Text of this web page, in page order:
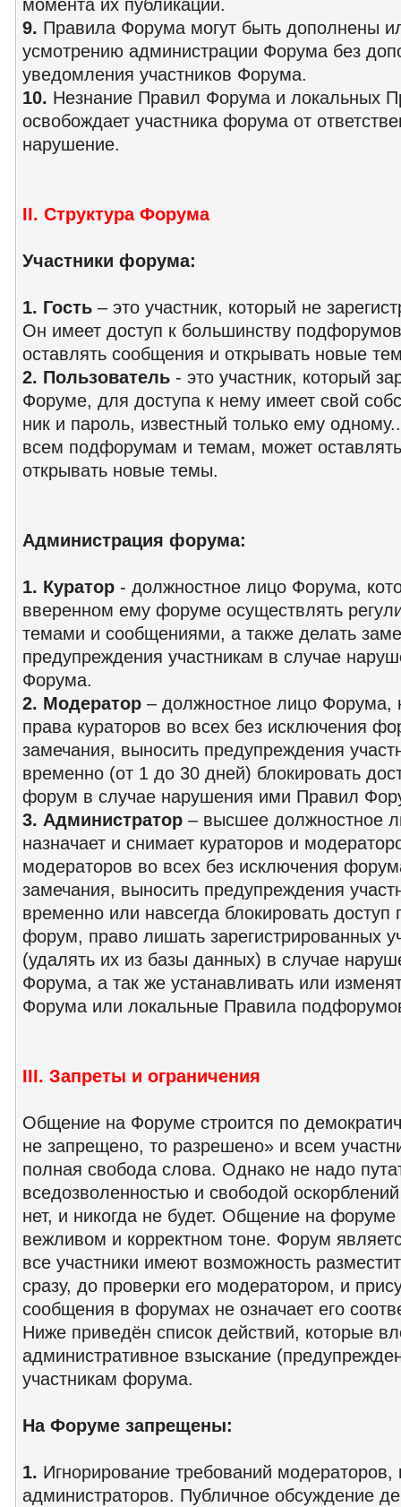
момента их публикации.
9. Правила Форума могут быть дополнены
усмотрению администрации Форума без
уведомления участников Форума.
10. Незнание Правил Форума и локальных
освобождает участника форума от
нарушение.
II. Структура Форума
Участники форума:
1. Гость– это участник, который не
Он имеет доступ к большинству
оставлять сообщения и открывать новые
2. Пользователь- это участник, который
Форуме, для доступа к нему имеет свой
ник и пароль, известный только ему
всем подфорумам и темам, может
открывать новые темы.
Администрация форума:
1. Куратор- должностное лицо Форума,
вверенном ему форуме осуществлять
темами и сообщениями, а также делать
предупреждения участникам в случае
Форума.
2. Модератор– должностное лицо Форума,
права кураторов во всех без исключения
замечания, выносить предупреждения
временно (от 1 до 30 дней) блокировать
форум в случае нарушения ими Правил
3. Администратор– высшее должностное
назначает и снимает кураторов и
модераторов во всех без исключения
замечания, выносить предупреждения
временно или навсегда блокировать доступ
форум, право лишать зарегистрированных
(удалять их из базы данных) в случае
Форума, а так же устанавливать или
Форума или локальные Правила
III. Запреты и ограничения
Общение на Форуме строится по
не запрещено, то разрешено» и всем
полная свобода слова. Однако не надо
вседозволенностью и свободой
нет, и никогда не будет. Общение на
вежливом и корректном тоне. Форум
все участники имеют возможность
сразу, до проверки его модератором, и
сообщения в форумах не означает его
Ниже приведён список действий, которые
административное взыскание
участникам форума.
На Форуме запрещены:
1. Игнорирование требований модераторов,
администраторов. Публичное обсуждение